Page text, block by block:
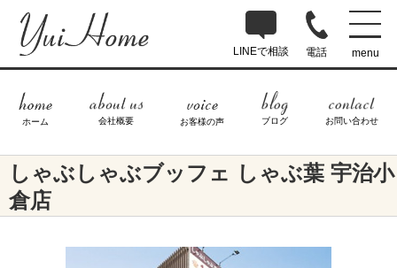
LINEで相談 電話 menu
ホーム 会社概要 お客様の声 ブログ お問い合わせ
しゃぶしゃぶブッフェ しゃぶ葉 宇治小
倉店